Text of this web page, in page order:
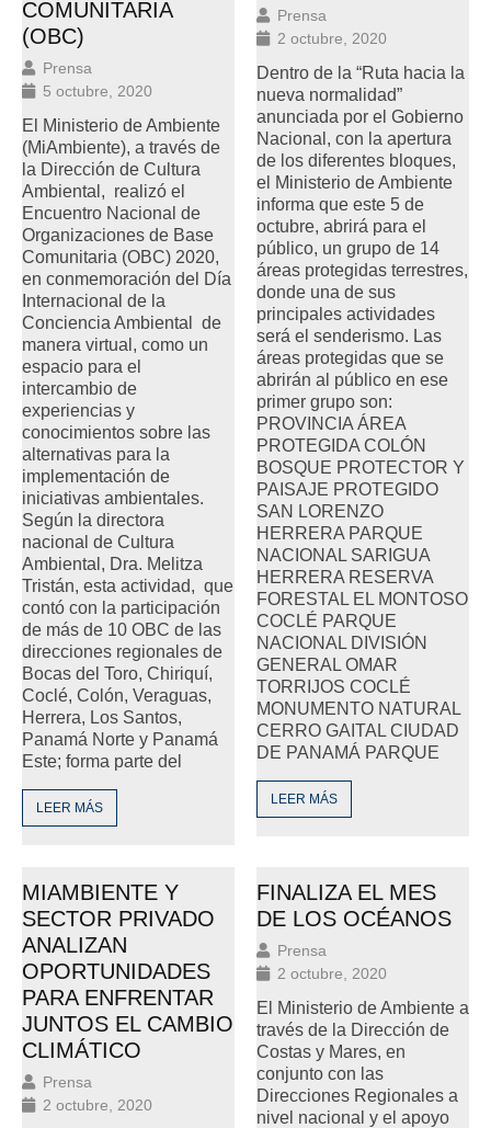
COMUNITARIA
(OBC)
Prensa
5 octubre, 2020
El Ministerio de Ambiente
(MiAmbiente), a través de
la Dirección de Cultura
Ambiental, realizó el
Encuentro Nacional de
Organizaciones de Base
Comunitaria (OBC) 2020,
en conmemoración del Día
Internacional de la
Conciencia Ambiental de
manera virtual, como un
espacio para el
intercambio de
experiencias y
conocimientos sobre las
alternativas para la
implementación de
iniciativas ambientales.
Según la directora
nacional de Cultura
Ambiental, Dra. Melitza
Tristán, esta actividad, que
contó con la participación
de más de 10 OBC de las
direcciones regionales de
Bocas del Toro, Chiriquí,
Coclé, Colón, Veraguas,
Herrera, Los Santos,
Panamá Norte y Panamá
Este; forma parte del
LEER MÁS
Prensa
2 octubre, 2020
Dentro de la “Ruta hacia la
nueva normalidad”
anunciada por el Gobierno
Nacional, con la apertura
de los diferentes bloques,
el Ministerio de Ambiente
informa que este 5 de
octubre, abrirá para el
público, un grupo de 14
áreas protegidas terrestres,
donde una de sus
principales actividades
será el senderismo. Las
áreas protegidas que se
abrirán al público en ese
primer grupo son:
PROVINCIA ÁREA
PROTEGIDA COLÓN
BOSQUE PROTECTOR Y
PAISAJE PROTEGIDO
SAN LORENZO
HERRERA PARQUE
NACIONAL SARIGUA
HERRERA RESERVA
FORESTAL EL MONTOSO
COCLÉ PARQUE
NACIONAL DIVISIÓN
GENERAL OMAR
TORRIJOS COCLÉ
MONUMENTO NATURAL
CERRO GAITAL CIUDAD
DE PANAMÁ PARQUE
LEER MÁS
MIAMBIENTE Y
SECTOR PRIVADO
ANALIZAN
OPORTUNIDADES
PARA ENFRENTAR
JUNTOS EL CAMBIO
CLIMÁTICO
Prensa
2 octubre, 2020
FINALIZA EL MES
DE LOS OCÉANOS
Prensa
2 octubre, 2020
El Ministerio de Ambiente a
través de la Dirección de
Costas y Mares, en
conjunto con las
Direcciones Regionales a
nivel nacional y el apoyo